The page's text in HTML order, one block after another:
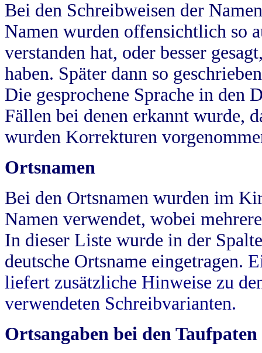
Bei den Schreibweisen der
Namen wurden offensichtlich so
verstanden hat, oder besser
haben. Später dann so
Die gesprochene Sprache in
Fällen bei denen erkannt wurde,
wurden Korrekturen
Ortsnamen
Bei den Ortsnamen wurden im
Namen verwendet, wobei
In dieser Liste wurde in der
deutsche Ortsname eingetragen.
liefert zusätzliche Hinweise zu
verwendeten Schreibvarianten.
Ortsangaben bei den Taufpaten